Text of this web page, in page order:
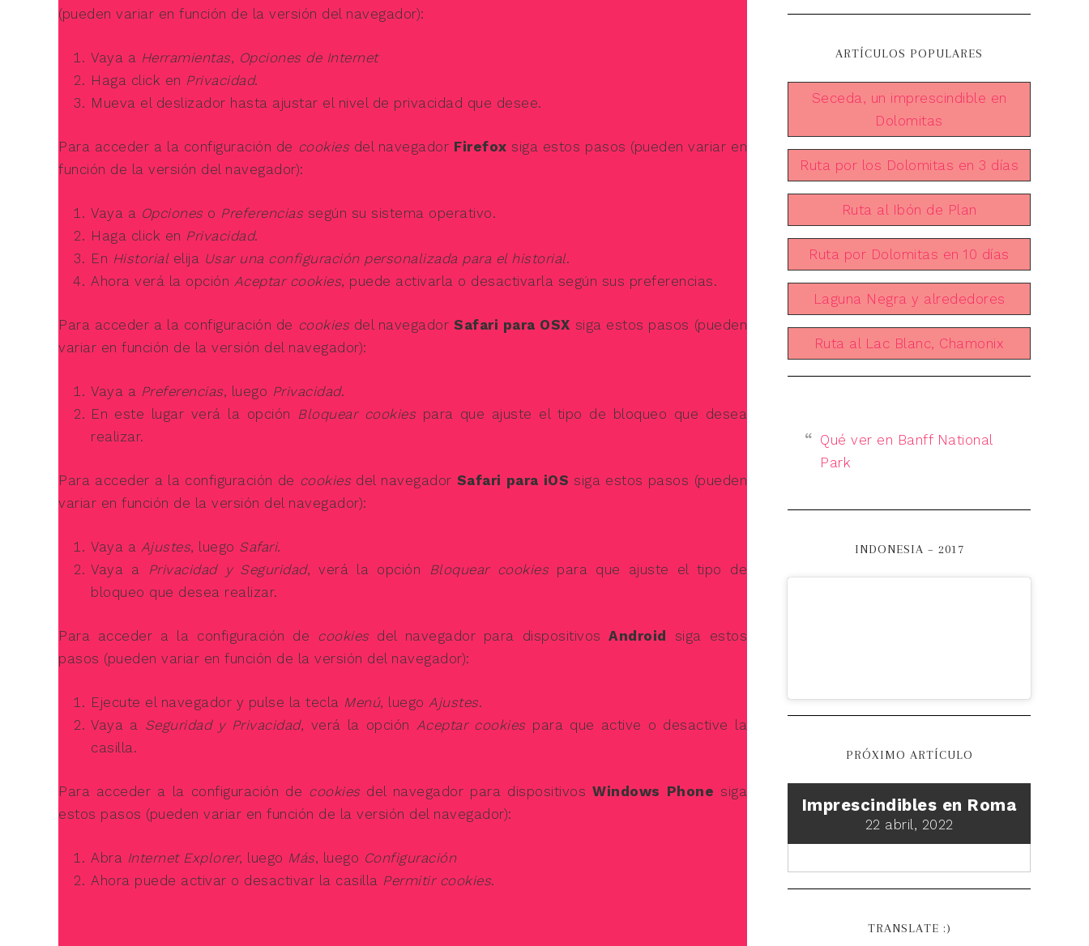
(pueden variar en función de la versión del navegador):
Vaya a Herramientas, Opciones de Internet
Haga click en Privacidad.
Mueva el deslizador hasta ajustar el nivel de privacidad que desee.
Para acceder a la configuración de cookies del navegador Firefox siga estos pasos (pueden variar en
función de la versión del navegador):
Vaya a Opciones o Preferencias según su sistema operativo.
Haga click en Privacidad.
En Historialelija Usar una configuración personalizada para el historial.
Ahora verá la opción Aceptar cookies, puede activarla o desactivarla según sus preferencias.
Para acceder a la configuración de cookies del navegador Safari para OSX siga estos pasos (pueden
variar en función de la versión del navegador):
Vaya a Preferencias, luego Privacidad.
En este lugar verá la opción Bloquear cookies para que ajuste el tipo de bloqueo que desea
realizar.
Para acceder a la configuración de cookies del navegador Safari para iOS siga estos pasos (pueden
variar en función de la versión del navegador):
Vaya a Ajustes, luego Safari.
Vaya a
Privacidad y Seguridad, verá la opción Bloquear cookies para que ajuste el tipo de
bloqueo que desea realizar.
Para acceder a la configuración de cookies del navegador para dispositivosAndroid
siga estos
pasos (pueden variar en función de la versión del navegador):
Ejecute el navegador y pulse la tecla Menú, luego Ajustes.
Vaya a Seguridad y Privacidad, verá la opción Aceptar cookies para que active o desactive la
casilla.
Para acceder a la configuración de cookies del navegador para dispositivosWindows Phone siga
estos pasos (pueden variar en función de la versión del navegador):
Abra Internet Explorer, luego Más, luego Configuración
Ahora puede activar o desactivar la casilla Permitir cookies.
ARTÍCULOS POPULARES
Seceda, un imprescindible en
Dolomitas
Ruta por los Dolomitas en 3 días
Ruta al Ibón de Plan
Ruta por Dolomitas en 10 días
Laguna Negra y alrededores
Ruta al Lac Blanc, Chamonix
Qué ver en Banff National
Park
INDONESIA – 2017
PRÓXIMO ARTÍCULO
Imprescindibles en Roma
22 abril, 2022
TRANSLATE :)